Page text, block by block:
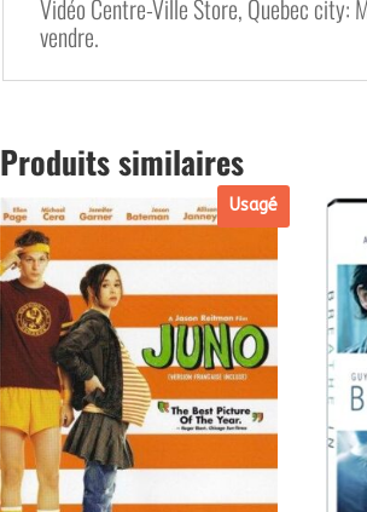
Vidéo Centre-Ville Store, Quebec city:
vendre.
Produits similaires
Usagé